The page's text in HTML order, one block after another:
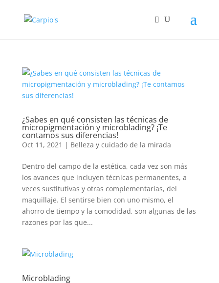
¿Sabes en qué consisten las técnicas de
micropigmentación y microblading? ¡Te
contamos sus diferencias!
Oct 11, 2021 | Belleza y cuidado de la mirada
Dentro del campo de la estética, cada vez son más
los avances que incluyen técnicas permanentes, a
veces sustitutivas y otras complementarias, del
maquillaje. El sentirse bien con uno mismo, el
ahorro de tiempo y la comodidad, son algunas de las
razones por las que...
Microblading